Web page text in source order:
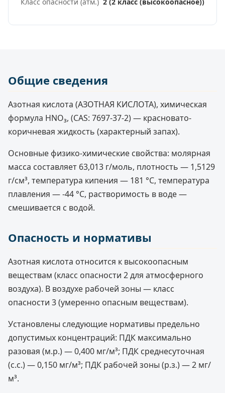
Общие сведения
Азотная кислота (АЗОТНАЯ КИСЛОТА), химическая
формула HNO₃, (CAS: 7697-37-2) — красновато-
коричневая жидкость (характерный запах).
Основные физико-химические свойства: молярная
масса составляет 63,013 г/моль, плотность — 1,5129
г/см³, температура кипения — 181 °C, температура
плавления — -44 °C, растворимость в воде —
смешивается с водой.
Опасность и нормативы
Азотная кислота относится к высокоопасным
веществам (класс опасности 2 для атмосферного
воздуха). В воздухе рабочей зоны — класс
опасности 3 (умеренно опасным веществам).
Установлены следующие нормативы предельно
допустимых концентраций: ПДК максимально
разовая (м.р.) — 0,400 мг/м³; ПДК среднесуточная
(с.с.) — 0,150 мг/м³; ПДК рабочей зоны (р.з.) — 2 мг/
м³.